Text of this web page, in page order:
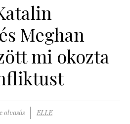
Meghan
mi okozta
olvasás ELLE